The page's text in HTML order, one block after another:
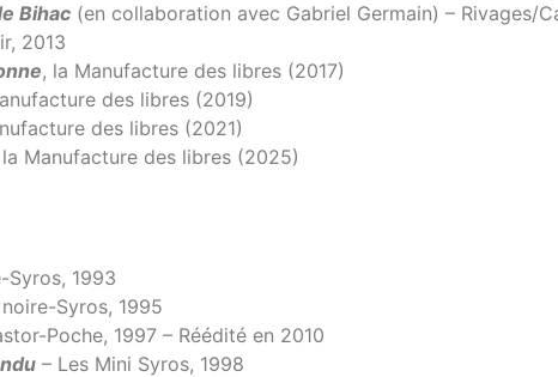
Bihac (en collaboration avec Gabriel Germain) – Rivages/
2013
, la Manufacture des libres (2017)
des libres (2019)
des libres (2021)
la Manufacture des libres (2025)
Syros, 1993
Syros, 1995
Poche, 1997 – Réédité en 2010
– Les Mini Syros, 1998